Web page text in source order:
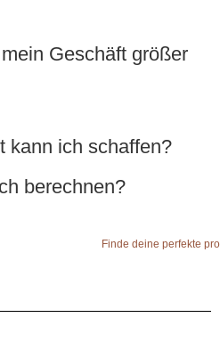
Geschäft größer
kann ich schaffen?
berechnen?